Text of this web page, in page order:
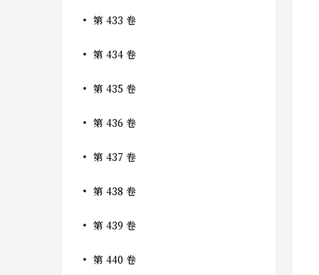
第 433 卷
第 434 卷
第 435 卷
第 436 卷
第 437 卷
第 438 卷
第 439 卷
第 440 卷